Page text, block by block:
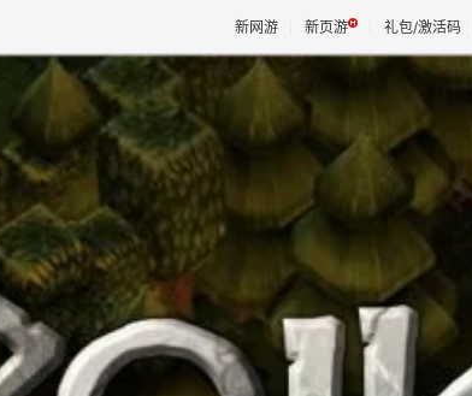
新网游 新页游 礼包/激活码